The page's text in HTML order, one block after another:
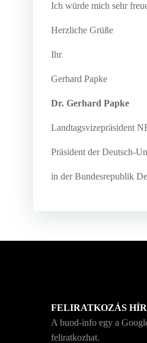
Ich würde mich sehr
Herzliche Grüße
Ihr
Gerhard Papke
Dr. Gerhard Papke
Landtagsvizepräsident
Präsident der Deutsch-
in der Bundesrepublik
FELIRATKOZÁS
A buod-info egy a
feliratkozhat.